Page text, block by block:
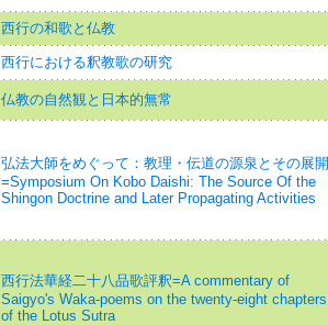
西行の和歌と仏教
西行における釈教歌の研究
仏教の自然観と日本的無常
弘法大師をめぐって：教理・伝道の源泉とその展開
=Symposium On Kobo Daishi: The Source Of the
Shingon Doctrine and Later Propagating Activities
西行法華経二十八品歌評釈=A commentary of
Saigyo's Waka-poems on the twenty-eight chapters
of the Lotus Sutra